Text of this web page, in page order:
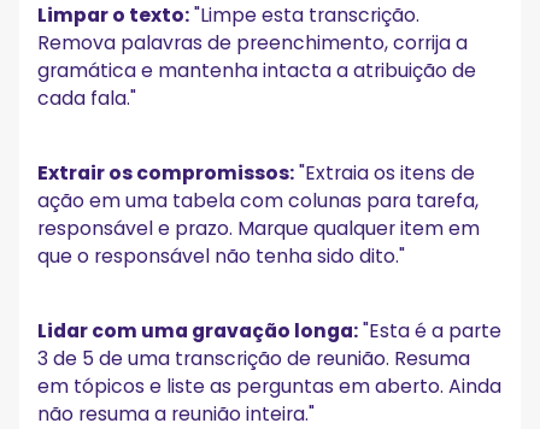
Limpar o texto:"Limpe esta transcrição.
Remova palavras de preenchimento, corrija a
gramática e mantenha intacta a atribuição de
cada fala."
Extrair os compromissos:"Extraia os itens de
ação em uma tabela com colunas para tarefa,
responsável e prazo. Marque qualquer item em
que o responsável não tenha sido dito."
Lidar com uma gravação longa:"Esta é a parte
3 de 5 de uma transcrição de reunião. Resuma
em tópicos e liste as perguntas em aberto. Ainda
não resuma a reunião inteira."